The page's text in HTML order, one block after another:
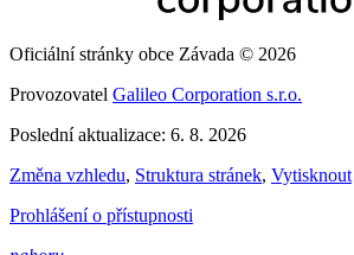
Oficiální stránky obce Závada © 2026
Provozovatel Galileo Corporation s.r.o.
Poslední aktualizace: 6. 8. 2026
Změna vzhledu, Struktura stránek, Vytisknout
Prohlášení o přístupnosti